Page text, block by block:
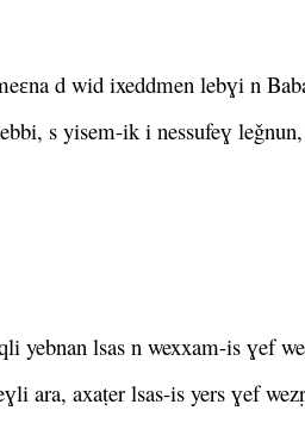
d wid ixeddmen lebɣi n
s yisem-ik i nessufeɣ
yebnan lsas n wexxam-is ɣef
ara, axaṭer lsas-is yers ɣef